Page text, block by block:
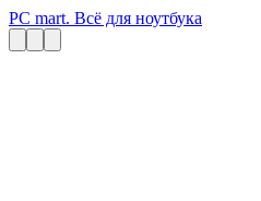
PC mart. Всё для ноутбука